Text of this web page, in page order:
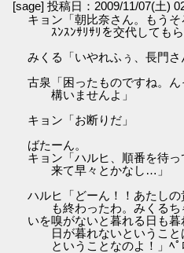
[sage] 投稿日：2009/11/07(土)
キョン「朝比奈さん。もうそ
ｽﾝｽﾝｻﾘｻﾘを交代してもら
みくる「いやれふぅ、長門さ
古泉「困ったものですね。
構いませんよ」
キョン「お断りだ」
ばたーん。
キョン「ハルヒ、順番を待っ
来て早々とかなし…」
ハルヒ「どーん！！あたし
も終わったわ。みくるち
いを嗅がないと暮れる日も暮
日が暮れないということ
ということなのよ！」ﾍﾟﾛ